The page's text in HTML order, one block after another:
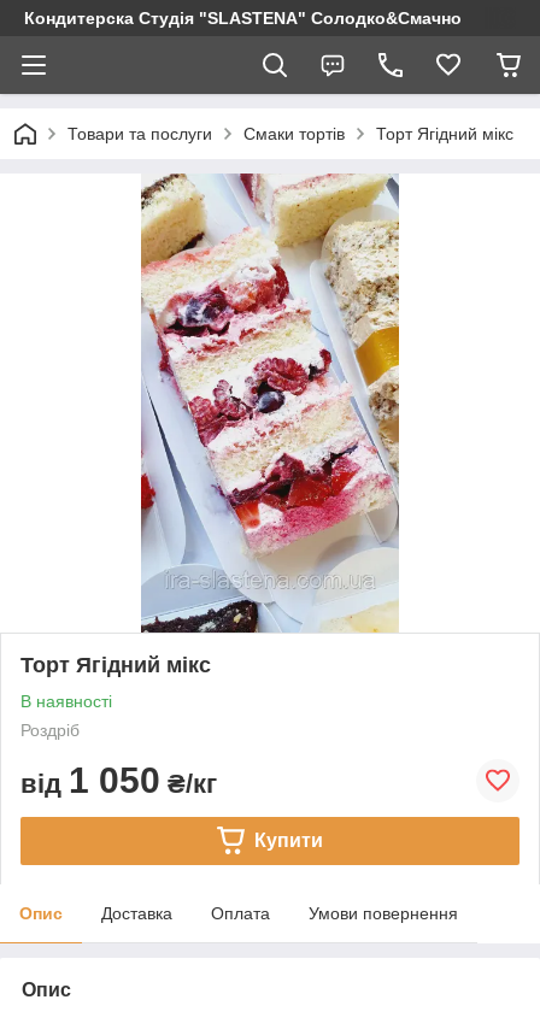
Кондитерска Студія "SLASTENA" Солодко&Смачно
Товари та послуги Смаки тортів Торт Ягідний мікс
Торт Ягідний мікс
В наявності
Роздріб
від 1 050 ₴/кг
Купити
Опис Доставка Оплата Умови повернення
Опис